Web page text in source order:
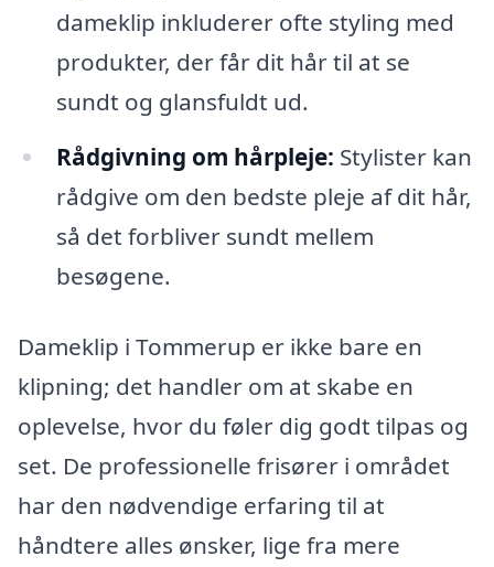
dameklip inkluderer ofte styling med
produkter, der får dit hår til at se
sundt og glansfuldt ud.
Rådgivning om hårpleje: Stylister kan
rådgive om den bedste pleje af dit hår,
så det forbliver sundt mellem
besøgene.
Dameklip i Tommerup er ikke bare en
klipning; det handler om at skabe en
oplevelse, hvor du føler dig godt tilpas og
set. De professionelle frisører i området
har den nødvendige erfaring til at
håndtere alles ønsker, lige fra mere